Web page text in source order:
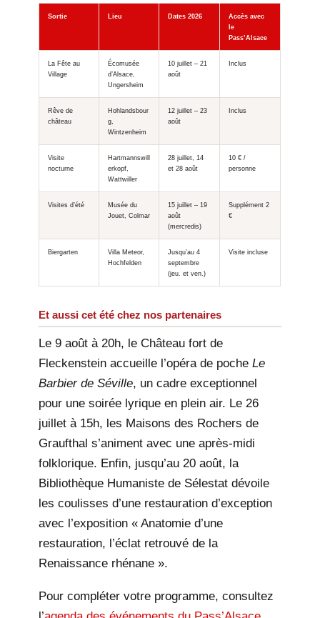
Sortie Lieu Dates 2026
Accès avec
le
Pass’Alsace
La Fête au
Village
Écomusée
d’Alsace,
Ungersheim
10 juillet – 21
août
Inclus
Rêve de
château
Hohlandsbour
g,
Wintzenheim
12 juillet – 23
août
Inclus
Visite
nocturne
Hartmannswill
erkopf,
Wattwiller
28 juillet, 14
et 28 août
10 € /
personne
Visites d’été
Musée du
Jouet, Colmar
15 juillet – 19
août
(mercredis)
Supplément 2
€
Biergarten
Villa Meteor,
Hochfelden
Jusqu’au 4
septembre
(jeu. et ven.)
Visite incluse
Et aussi cet été chez nos partenaires
Le 9 août à 20h, le Château fort de
Fleckenstein accueille l’opéra de pocheLe
Barbier de Séville, un cadre exceptionnel
pour une soirée lyrique en plein air. Le 26
juillet à 15h, les Maisons des Rochers de
Graufthal s’animent avec une après-midi
folklorique. Enfin, jusqu’au 20 août, la
Bibliothèque Humaniste de Sélestat dévoile
les coulisses d’une restauration d’exception
avec l’exposition « Anatomie d’une
restauration, l’éclat retrouvé de la
Renaissance rhénane ».
Pour compléter votre programme, consultez